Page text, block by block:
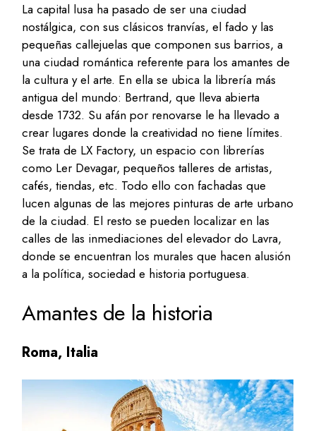
La capital lusa ha pasado de ser una ciudad
nostálgica, con sus clásicos tranvías, el fado y las
pequeñas callejuelas que componen sus barrios, a
una ciudad romántica referente para los amantes de
la cultura y el arte. En ella se ubica la librería más
antigua del mundo: Bertrand, que lleva abierta
desde 1732. Su afán por renovarse le ha llevado a
crear lugares donde la creatividad no tiene límites.
Se trata de LX Factory, un espacio con librerías
como Ler Devagar, pequeños talleres de artistas,
cafés, tiendas, etc. Todo ello con fachadas que
lucen algunas de las mejores pinturas de arte urbano
de la ciudad. El resto se pueden localizar en las
calles de las inmediaciones del elevador do Lavra,
donde se encuentran los murales que hacen alusión
a la política, sociedad e historia portuguesa.
Amantes de la historia
Roma, Italia